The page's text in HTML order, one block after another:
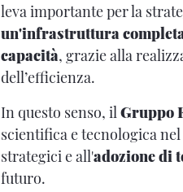
leva importante per la
un'infrastruttura
capacità, grazie alla
dell’efficienza.
In questo senso, il Gruppo
scientifica e tecnologica
strategici e all'adozione di
futuro.